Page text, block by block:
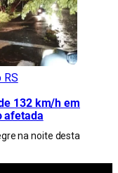
RS
132 km/h em
afetada
na noite desta